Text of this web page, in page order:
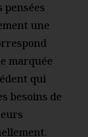
pensées
une
marquée
qui
besoins de